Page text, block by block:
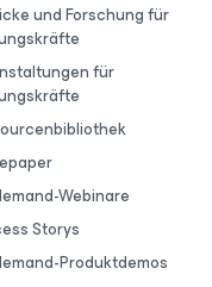
und Forschung für
für
Webinare
Storys
Produktdemos